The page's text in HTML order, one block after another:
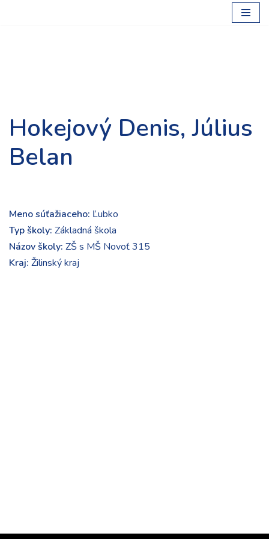
Hokejový Denis, Július
Belan
Meno súťažiaceho: Ľubko
Typ školy: Základná škola
Názov školy: ZŠ s MŠ Novoť 315
Kraj: Žilinský kraj